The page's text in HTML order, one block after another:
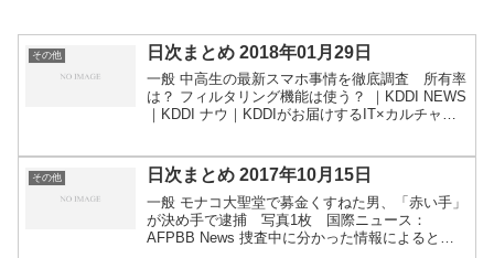
その他 日次まとめ 2018年01月29日
一般 中高生の最新スマホ事情を徹底調査 所有率
は？ フィルタリング機能は使う？ ｜KDDI NEWS
｜KDDI ナウ｜KDDIがお届けするIT×カルチャー
その他 日次まとめ 2017年10月15日
一般 モナコ大聖堂で募金くすねた男、「赤い手」
が決め手で逮捕 写真1枚 国際ニュース：
AFPBB News 捜査中に分かった情報によると、